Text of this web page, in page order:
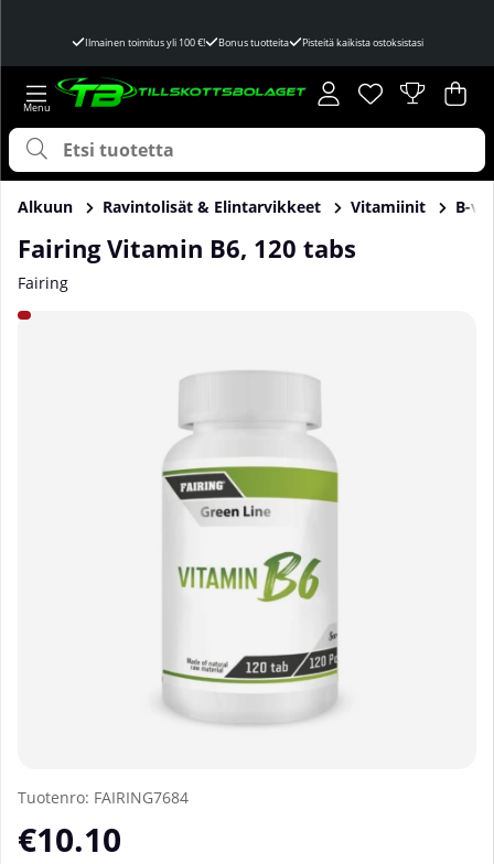
Ilmainen toimitus yli 100 €! Bonus tuotteita Pisteitä kaikista ostoksistasi
Toivelista
Lukumäärä
. .
Alkuun Ravintolisät & Elintarvikkeet Vitamiinit B-
Fairing Vitamin B6, 120 tabs
Fairing
Tuotekuvat Fairing Vitamin B6, 120 tabs
Tuotenro: FAIRING7684
€10.10